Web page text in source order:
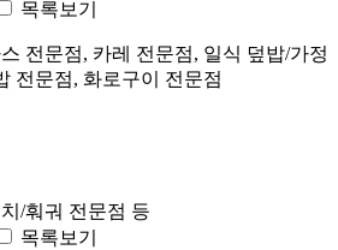
목록보기
전문점, 카레 전문점, 일식 덮밥/가정
전문점, 화로구이 전문점
/훠궈 전문점 등
목록보기